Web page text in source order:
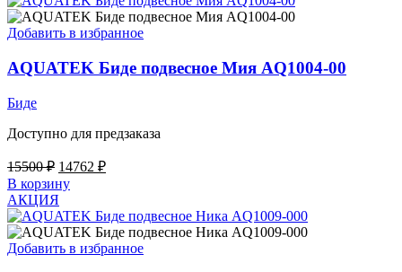
Добавить в избранное
AQUATEK Биде подвесное Мия AQ1004-00
Биде
Доступно для предзаказа
15500₽ Первоначальная
цена
составляла
15500 ₽.
14762 ₽Текущая
В корзину
АКЦИЯ
Добавить в избранное